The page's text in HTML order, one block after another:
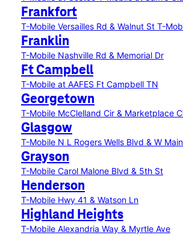
Frankfort
T-Mobile Versailles Rd & Walnut St T-
Franklin
T-Mobile Nashville Rd & Memorial Dr
Ft Campbell
T-Mobile at AAFES Ft Campbell TN
Georgetown
T-Mobile McClelland Cir & Marketplace
Glasgow
T-Mobile N L Rogers Wells Blvd & W
Grayson
T-Mobile Carol Malone Blvd & 5th St
Henderson
T-Mobile Hwy 41 & Watson Ln
Highland Heights
T-Mobile Alexandria Way & Myrtle Ave